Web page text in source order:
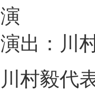
演
演出：川
川村毅代